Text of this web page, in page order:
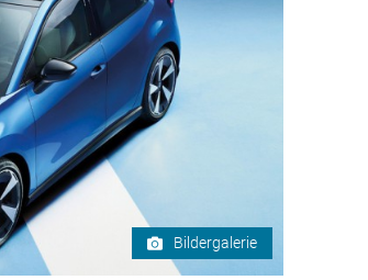
Bildergalerie